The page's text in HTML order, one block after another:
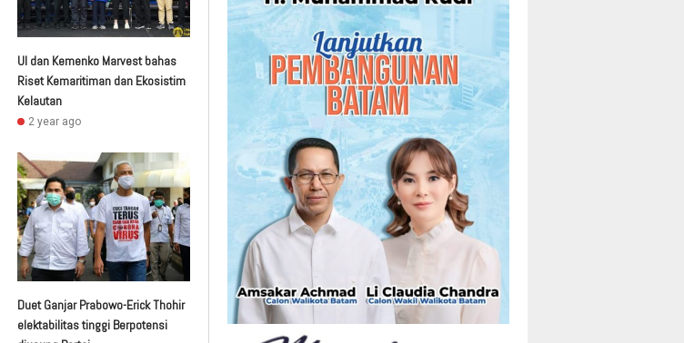
UI dan Kemenko Marvest bahas
Riset Kemaritiman dan Ekosistim
Kelautan
2 year ago
Duet Ganjar Prabowo-Erick Thohir
elektabilitas tinggi Berpotensi